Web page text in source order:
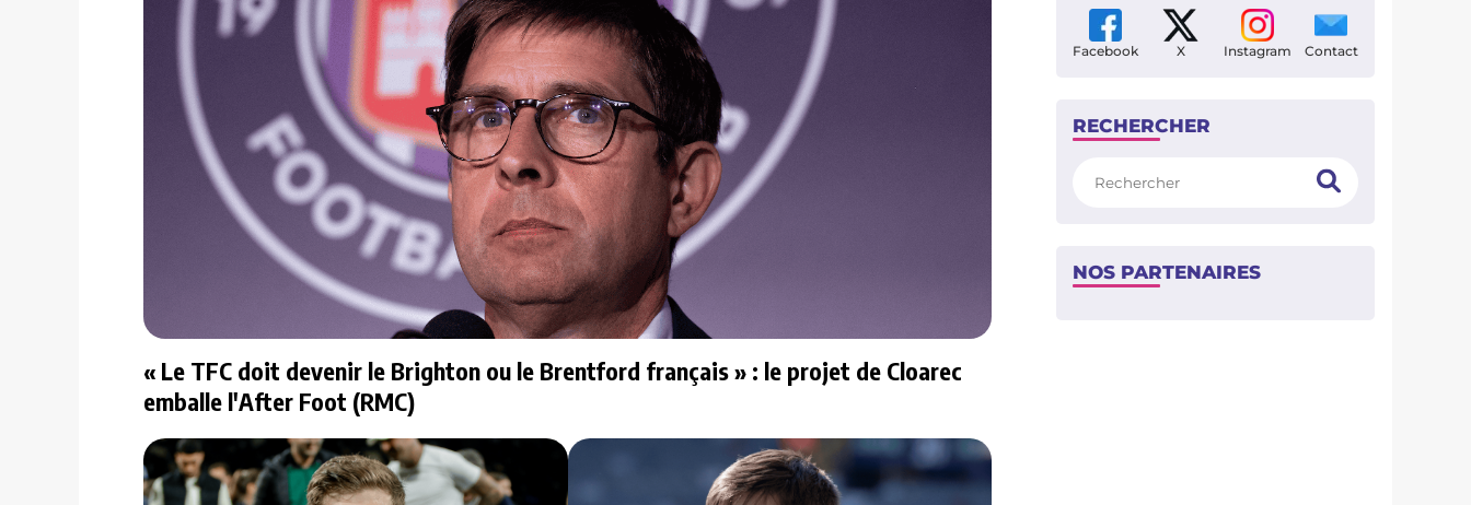
« Le TFC doit devenir le Brighton ou le Brentford français » : le projet de Cloarec
emballe l'After Foot (RMC)
Facebook X Instagram Contact
RECHERCHER
NOS PARTENAIRES